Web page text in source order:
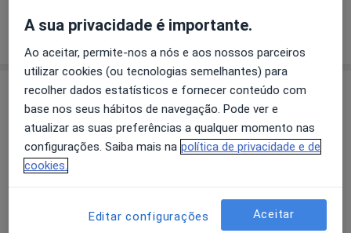
Especialistas
Dentista
Dentista
A sua privacidade é importante.
Ao aceitar, permite-nos a nós e aos nossos parceiros
utilizar cookies (ou tecnologias semelhantes) para
recolher dados estatísticos e fornecer conteúdo com
base nos seus hábitos de navegação. Pode ver e
atualizar as suas preferências a qualquer momento nas
configurações. Saiba mais na política de privacidade e de
cookies.
Editar configurações Aceitar